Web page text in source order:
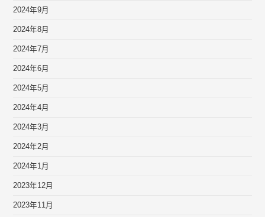
2024年9月
2024年8月
2024年7月
2024年6月
2024年5月
2024年4月
2024年3月
2024年2月
2024年1月
2023年12月
2023年11月